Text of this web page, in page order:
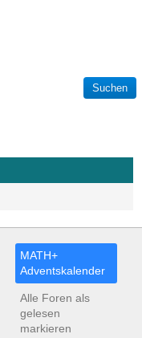
MATH+
Adventskalender
Alle Foren als
gelesen
markieren